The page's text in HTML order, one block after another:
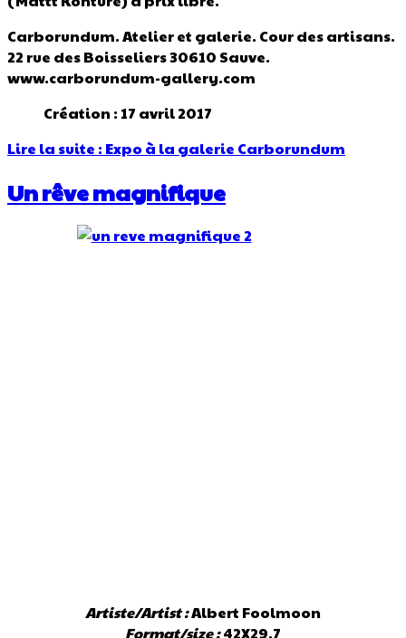
Carborundum. Atelier et galerie. Cour des artisans.
22 rue des Boisseliers 30610 Sauve.
www.carborundum-gallery.com
Création : 17 avril 2017
Lire la suite : Expo à la galerie Carborundum
Un rêve magnifique
Artiste/Artist :Albert Foolmoon
Format/size :42X29,7